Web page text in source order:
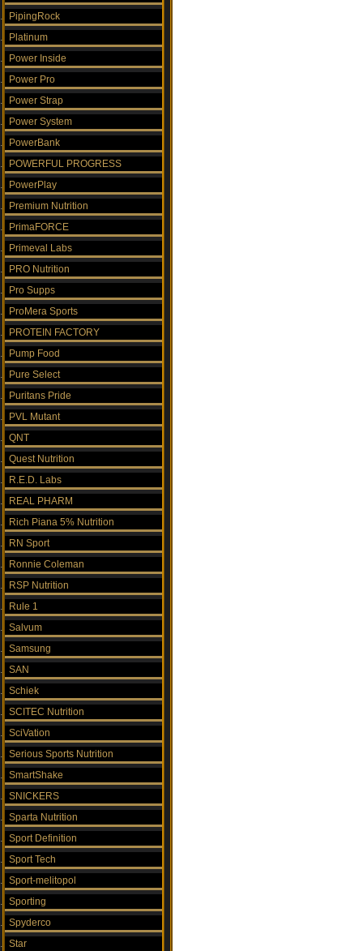
PipingRock
Platinum
Power Inside
Power Pro
Power Strap
Power System
PowerBank
POWERFUL PROGRESS
PowerPlay
Premium Nutrition
PrimaFORCE
Primeval Labs
PRO Nutrition
Pro Supps
ProMera Sports
PROTEIN FACTORY
Pump Food
Pure Select
Puritans Pride
PVL Mutant
QNT
Quest Nutrition
R.E.D. Labs
REAL PHARM
Rich Piana 5% Nutrition
RN Sport
Ronnie Coleman
RSP Nutrition
Rule 1
Salvum
Samsung
SAN
Schiek
SCITEC Nutrition
SciVation
Serious Sports Nutrition
SmartShake
SNICKERS
Sparta Nutrition
Sport Definition
Sport Tech
Sport-melitopol
Sporting
Spyderco
Star